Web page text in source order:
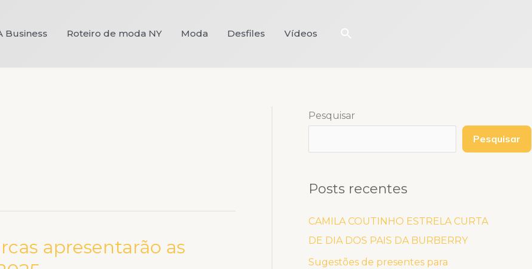
Business Roteiro de moda NY Moda Desfiles Vídeos Pesquisar
apresentarão as
Pesquisar
Pesquisar
Posts recentes
CAMILA COUTINHO ESTRELA CURTA
DE DIA DOS PAIS DA BURBERRY
Sugestões de presentes para